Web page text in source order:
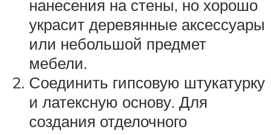
нанесения на стены, но хорошо
украсит деревянные аксессуары
или небольшой предмет
мебели.
Соединить гипсовую штукатурку
и латексную основу. Для
создания отделочного